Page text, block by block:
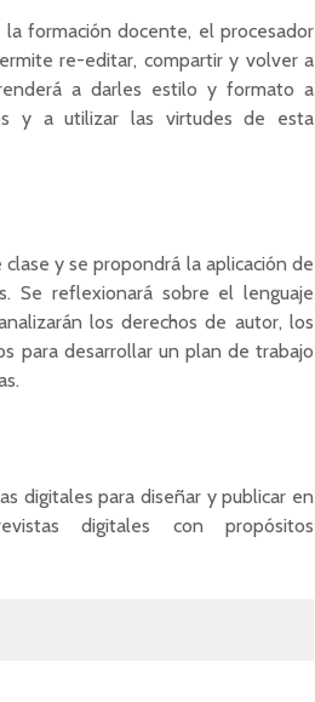
formación docente, el procesador
re-editar, compartir y volver a
a darles estilo y formato a
y a utilizar las virtudes de esta
y se propondrá la aplicación de
Se reflexionará sobre el lenguaje
los derechos de autor, los
para desarrollar un plan de trabajo
digitales para diseñar y publicar en
digitales con propósitos